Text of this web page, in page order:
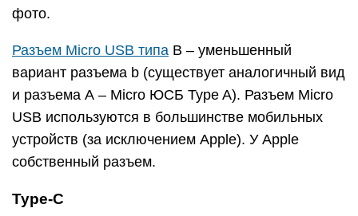
фото.
Разъем Micro USB типа B – уменьшенный
вариант разъема b (существует аналогичный вид
и разъема А – Micro ЮСБ Type A). Разъем Micro
USB используются в большинстве мобильных
устройств (за исключением Apple). У Apple
собственный разъем.
Type-С